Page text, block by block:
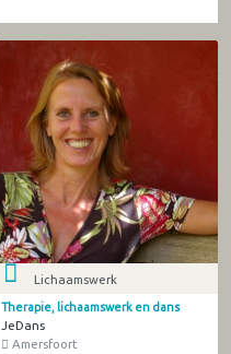
Lichaamswerk
Therapie, lichaamswerk en dans
JeDans
Amersfoort